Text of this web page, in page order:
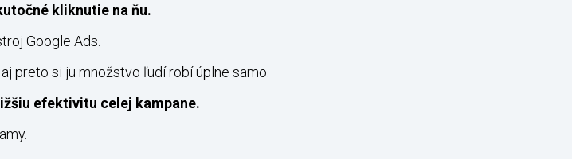
kliknutie na ňu.
Google Ads.
preto si ju množstvo ľudí robí úplne samo.
efektivitu celej kampane.